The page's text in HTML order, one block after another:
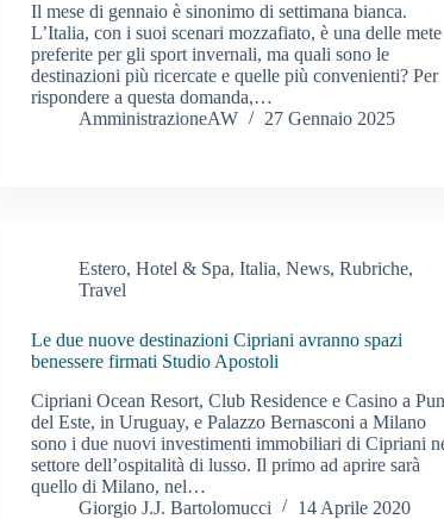
Il mese di gennaio è sinonimo di settimana bianca.
L’Italia, con i suoi scenari mozzafiato, è una delle mete
preferite per gli sport invernali, ma quali sono le
destinazioni più ricercate e quelle più convenienti? Per
rispondere a questa domanda,…
AmministrazioneAW
27 Gennaio 2025
Estero,Hotel & Spa,Italia,News,Rubriche,
Travel
Le due nuove destinazioni Cipriani avranno spazi
benessere firmati Studio Apostoli
Cipriani Ocean Resort, Club Residence e Casino a
del Este, in Uruguay, e Palazzo Bernasconi a Milano
sono i due nuovi investimenti immobiliari di Cipriani
settore dell’ospitalità di lusso. Il primo ad aprire sarà
quello di Milano, nel…
Giorgio J.J. Bartolomucci
14 Aprile 2020